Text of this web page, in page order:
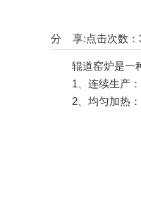
点击次数：
分 享:
辊道窑炉是一种
1、连续生产：
2、均匀加热：